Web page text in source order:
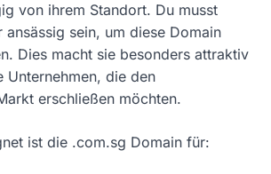
von ihrem Standort. Du musst
ansässig sein, um diese Domain
Dies macht sie besonders attraktiv
Unternehmen, die den
erschließen möchten.
ist die .com.sg Domain für: